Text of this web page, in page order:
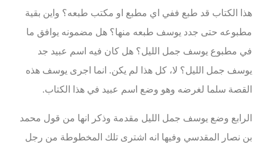
هذا الكتاب قد طبع ففي اي مطبع او مكتب طبعه؟ واين بقية
مطبوعه حتى جدد يوسف طبعه منها؟ هل مضمونه يوافق ما
في مطبوع يوسف جمل الليل؟ هل كان فيه اسم عبيد جد
يوسف جمل الليل؟ لا، كل هذا لم يكن. انما اجرى يوسف هذه
القصة سلما لغرضه وهو وضع اسم عبيد في هذا الكتاب.
الرابع وضع يوسف جمل الليل مقدمة وذكر انها من قول محمد
بن نصار المقدسي وفيها انه اشترى تلك المخطوطة من رجل